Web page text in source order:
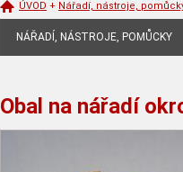
ÚVOD + Nářadí, nástroje,
NÁŘADÍ, NÁSTROJE, POMŮCKY
Obal na nářadí